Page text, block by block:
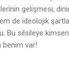
gelişmesi, dinin
de ideolojik
Bu silsileye
benim var!